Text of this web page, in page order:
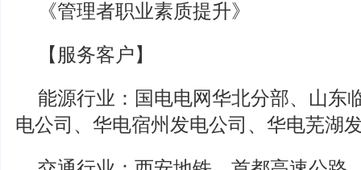
《管理者职业素质提升》
【服务客户】
能源行业：国电电网华北分部、山东
电公司、华电宿州发电公司、华电芜湖